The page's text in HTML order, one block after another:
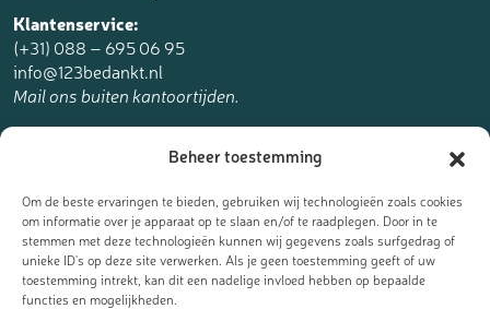
Beheer toestemming
Om de beste ervaringen te bieden, gebruiken wij technologieën zoals cookies
om informatie over je apparaat op te slaan en/of te raadplegen. Door in te
stemmen met deze technologieën kunnen wij gegevens zoals surfgedrag of
unieke ID's op deze site verwerken. Als je geen toestemming geeft of uw
toestemming intrekt, kan dit een nadelige invloed hebben op bepaalde
functies en mogelijkheden.
Klantenservice:
(+31) 088 – 695 06 95
info@123bedankt.nl
Mail ons buiten kantoortijden.
123bedankt.nl is een onderdeel van
Meld je aan voor de nieuwsbrief